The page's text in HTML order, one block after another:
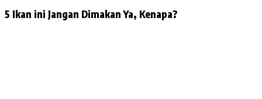
5 Ikan ini Jangan Dimakan Ya, Kenapa?